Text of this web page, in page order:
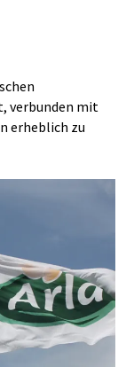
verbunden mit
erheblich zu